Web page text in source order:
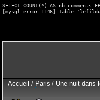
SELECT COUNT(*) AS
[mysql error 1146] Table
Accueil / Paris / Une nuit dans